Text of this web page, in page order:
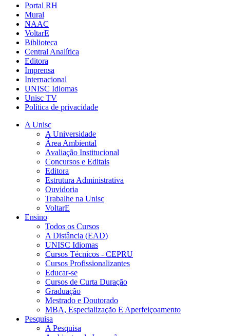
Portal RH
Mural
NAAC
VoltarE
Biblioteca
Central Analítica
Editora
Imprensa
Internacional
UNISC Idiomas
Unisc TV
Política de privacidade
A Unisc
A Universidade
Área Ambiental
Avaliação Institucional
Concursos e Editais
Editora
Estrutura Administrativa
Ouvidoria
Trabalhe na Unisc
VoltarE
Ensino
Todos os Cursos
A Distância (EAD)
UNISC Idiomas
Cursos Técnicos - CEPRU
Cursos Profissionalizantes
Educar-se
Cursos de Curta Duração
Graduação
Mestrado e Doutorado
MBA, Especialização E Aperfeiçoamento
Pesquisa
A Pesquisa